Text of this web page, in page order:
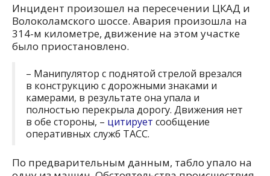
Инцидент произошел на пересечении ЦКАД и
Волоколамского шоссе. Авария произошла на
314-м километре, движение на этом участке
было приостановлено.
– Манипулятор с поднятой стрелой врезался
в конструкцию с дорожными знаками и
камерами, в результате она упала и
полностью перекрыла дорогу. Движения нет
в обе стороны, – цитирует сообщение
оперативных служб ТАСС.
По предварительным данным, табло упало на